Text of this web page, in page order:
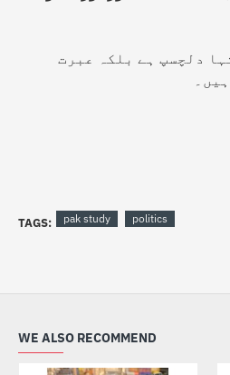
دلچسپ ہے بلکہ عبرت
TAGS: pak study politics
WE ALSO RECOMMEND